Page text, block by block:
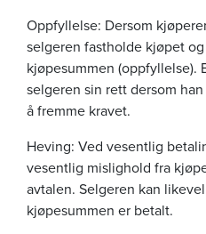
Oppfyllelse: Dersom
selgeren fastholde kjøpet
kjøpesummen (oppfyllelse).
selgeren sin rett dersom
å fremme kravet.
Heving: Ved vesentlig
vesentlig mislighold fra
avtalen. Selgeren kan
kjøpesummen er betalt.